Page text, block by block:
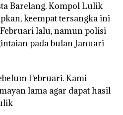
Barelang, Kompol Lulik
keempat tersangka ini
lalu, namun polisi
pada bulan Januari
Februari. Kami
lama agar dapat hasil